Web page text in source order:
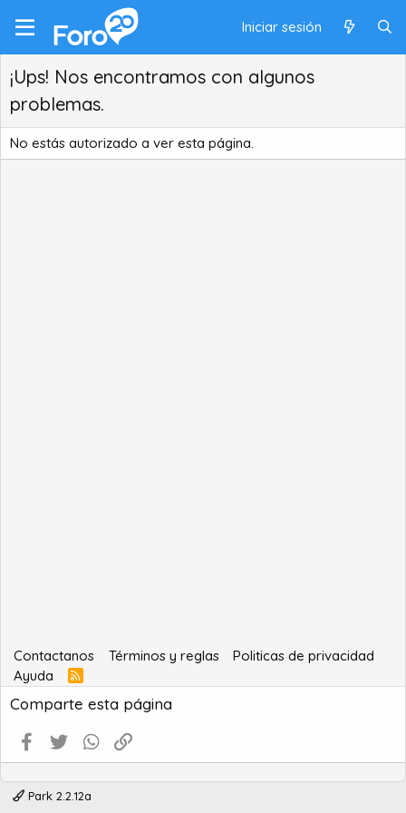
Iniciar sesión
¡Ups! Nos encontramos con algunos
problemas.
No estás autorizado a ver esta página.
Contactanos Términos y reglas
Politicas de privacidad
Ayuda
R
S
S
Comparte esta página
Facebook
Twitter WhatsApp
Park 2.2.12a